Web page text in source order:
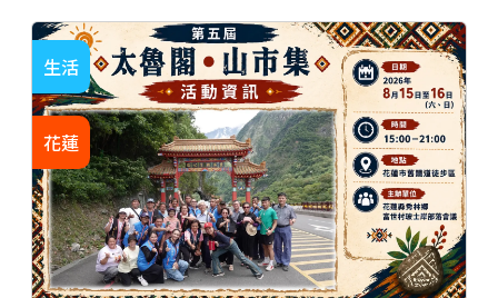
生活
花蓮